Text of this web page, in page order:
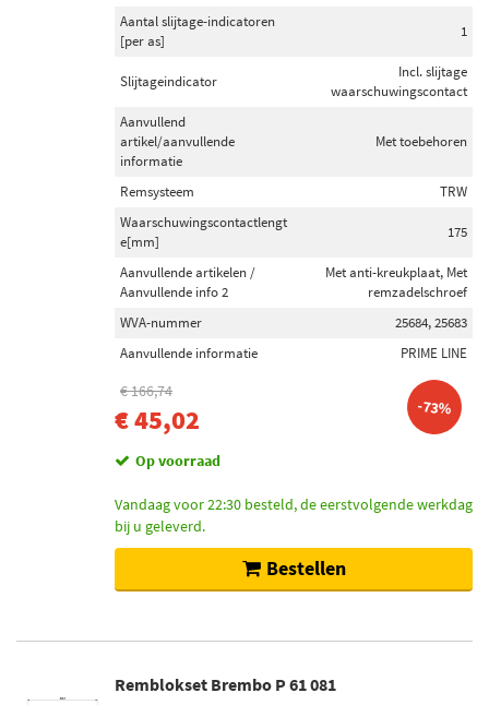
Aantal slijtage-indicatoren
[per as]
1
Slijtageindicator
Incl. slijtage
waarschuwingscontact
Aanvullend
artikel/aanvullende
informatie
Met toebehoren
Remsysteem
TRW
Waarschuwingscontactlengt
e[mm]
175
Aanvullende artikelen /
Aanvullende info 2
Met anti-kreukplaat, Met
remzadelschroef
WVA-nummer
25684, 25683
Aanvullende informatie
PRIME LINE
€ 166,74
€ 45,02 -73%
Op voorraad
Vandaag voor 22:30 besteld, de eerstvolgende werkdag
bij u geleverd.
Bestellen
Remblokset Brembo P 61 081